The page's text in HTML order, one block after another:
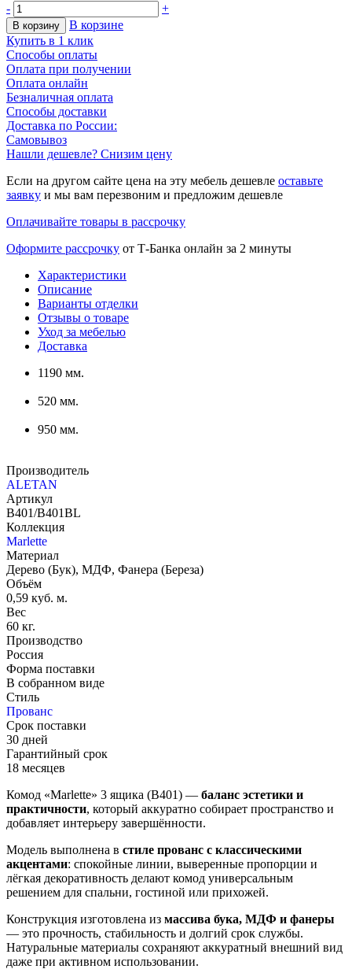
-
+
В корзину
В корзине
Купить в 1 клик
Способы оплаты
Оплата при получении
Оплата онлайн
Безналичная оплата
Способы доставки
Доставка по России:
Самовывоз
Нашли дешевле? Снизим цену
Если на другом сайте цена на эту мебель дешевле оставьте
заявку и мы вам перезвоним и предложим дешевле
Оплачивайте товары в рассрочку
Оформите рассрочку от Т-Банка онлайн за 2 минуты
Характеристики
Описание
Варианты отделки
Отзывы о товаре
Уход за мебелью
Доставка
1190 мм.
520 мм.
950 мм.
Производитель
ALETAN
Артикул
В401/В401BL
Коллекция
Marlette
Материал
Дерево (Бук), МДФ, Фанера (Береза)
Объём
0,59 куб. м.
Вес
60 кг.
Производство
Россия
Форма поставки
В собранном виде
Стиль
Прованс
Срок поставки
30 дней
Гарантийный срок
18 месяцев
Комод «Marlette» 3 ящика (В401) — баланс эстетики и
практичности, который аккуратно собирает пространство и
добавляет интерьеру завершённости.
Модель выполнена в стиле прованс с классическими
акцентами: спокойные линии, выверенные пропорции и
лёгкая декоративность делают комод универсальным
решением для спальни, гостиной или прихожей.
Конструкция изготовлена из массива бука, МДФ и фанеры
— это прочность, стабильность и долгий срок службы.
Натуральные материалы сохраняют аккуратный внешний вид
даже при активном использовании.